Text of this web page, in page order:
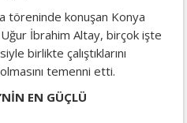
töreninde konuşan Konya
İbrahim Altay, birçok işte
birlikte çalıştıklarını
temenni etti.
EN GÜÇLÜ